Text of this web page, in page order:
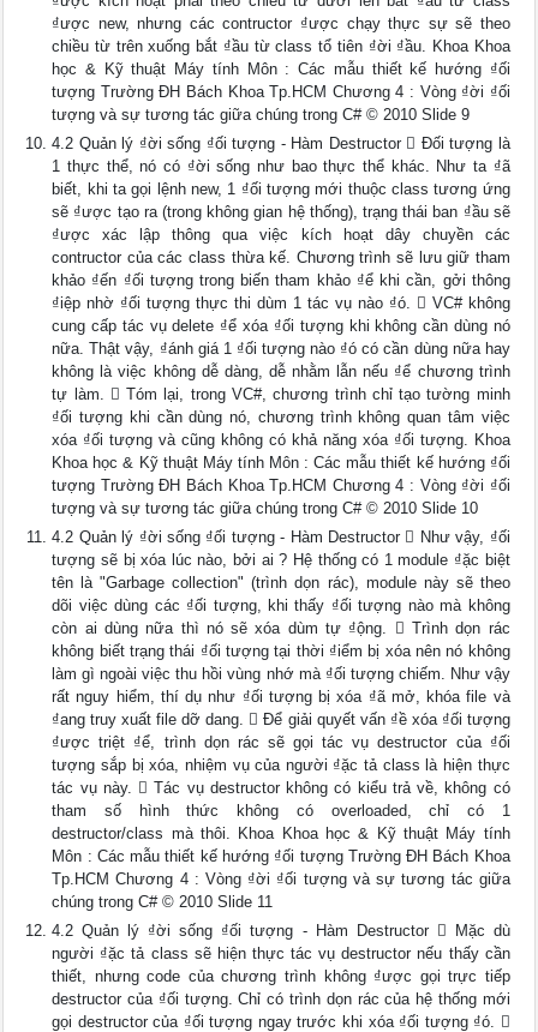
₫ược new, nhưng các contructor ₫ược chạy thực sự sẽ theo
chiều từ trên xuống bắt ₫ầu từ class tổ tiên ₫ời ₫ầu. Khoa Khoa
học & Kỹ thuật Máy tính Môn : Các mẫu thiết kế hướng ₫ối
tượng Trường ĐH Bách Khoa Tp.HCM Chương 4 : Vòng ₫ời ₫ối
tượng và sự tương tác giữa chúng trong C# © 2010 Slide 9
4.2 Quản lý ₫ời sống ₫ối tượng - Hàm Destructor  Đối tượng là
1 thực thể, nó có ₫ời sống như bao thực thể khác. Như ta ₫ã
biết, khi ta gọi lệnh new, 1 ₫ối tượng mới thuộc class tương ứng
sẽ ₫ược tạo ra (trong không gian hệ thống), trạng thái ban ₫ầu sẽ
₫ược xác lập thông qua việc kích hoạt dây chuyền các
contructor của các class thừa kế. Chương trình sẽ lưu giữ tham
khảo ₫ến ₫ối tượng trong biến tham khảo ₫ể khi cần, gởi thông
₫iệp nhờ ₫ối tượng thực thi dùm 1 tác vụ nào ₫ó.  VC# không
cung cấp tác vụ delete ₫ể xóa ₫ối tượng khi không cần dùng nó
nữa. Thật vậy, ₫ánh giá 1 ₫ối tượng nào ₫ó có cần dùng nữa hay
không là việc không dễ dàng, dễ nhằm lẫn nếu ₫ể chương trình
tự làm.  Tóm lại, trong VC#, chương trình chỉ tạo tường minh
₫ối tượng khi cần dùng nó, chương trình không quan tâm việc
xóa ₫ối tượng và cũng không có khả năng xóa ₫ối tượng. Khoa
Khoa học & Kỹ thuật Máy tính Môn : Các mẫu thiết kế hướng ₫ối
tượng Trường ĐH Bách Khoa Tp.HCM Chương 4 : Vòng ₫ời ₫ối
tượng và sự tương tác giữa chúng trong C# © 2010 Slide 10
4.2 Quản lý ₫ời sống ₫ối tượng - Hàm Destructor  Như vậy, ₫ối
tượng sẽ bị xóa lúc nào, bởi ai ? Hệ thống có 1 module ₫ặc biệt
tên là "Garbage collection" (trình dọn rác), module này sẽ theo
dõi việc dùng các ₫ối tượng, khi thấy ₫ối tượng nào mà không
còn ai dùng nữa thì nó sẽ xóa dùm tự ₫ộng.  Trình dọn rác
không biết trạng thái ₫ối tượng tại thời ₫iểm bị xóa nên nó không
làm gì ngoài việc thu hồi vùng nhớ mà ₫ối tượng chiếm. Như vậy
rất nguy hiểm, thí dụ như ₫ối tượng bị xóa ₫ã mở, khóa file và
₫ang truy xuất file dỡ dang.  Để giải quyết vấn ₫ề xóa ₫ối tượng
₫ược triệt ₫ể, trình dọn rác sẽ gọi tác vụ destructor của ₫ối
tượng sắp bị xóa, nhiệm vụ của người ₫ặc tả class là hiện thực
tác vụ này.  Tác vụ destructor không có kiểu trả về, không có
tham số hình thức không có overloaded, chỉ có 1
destructor/class mà thôi. Khoa Khoa học & Kỹ thuật Máy tính
Môn : Các mẫu thiết kế hướng ₫ối tượng Trường ĐH Bách Khoa
Tp.HCM Chương 4 : Vòng ₫ời ₫ối tượng và sự tương tác giữa
chúng trong C# © 2010 Slide 11
4.2 Quản lý ₫ời sống ₫ối tượng - Hàm Destructor  Mặc dù
người ₫ặc tả class sẽ hiện thực tác vụ destructor nếu thấy cần
thiết, nhưng code của chương trình không ₫ược gọi trực tiếp
destructor của ₫ối tượng. Chỉ có trình dọn rác của hệ thống mới
gọi destructor của ₫ối tượng ngay trước khi xóa ₫ối tượng ₫ó. 